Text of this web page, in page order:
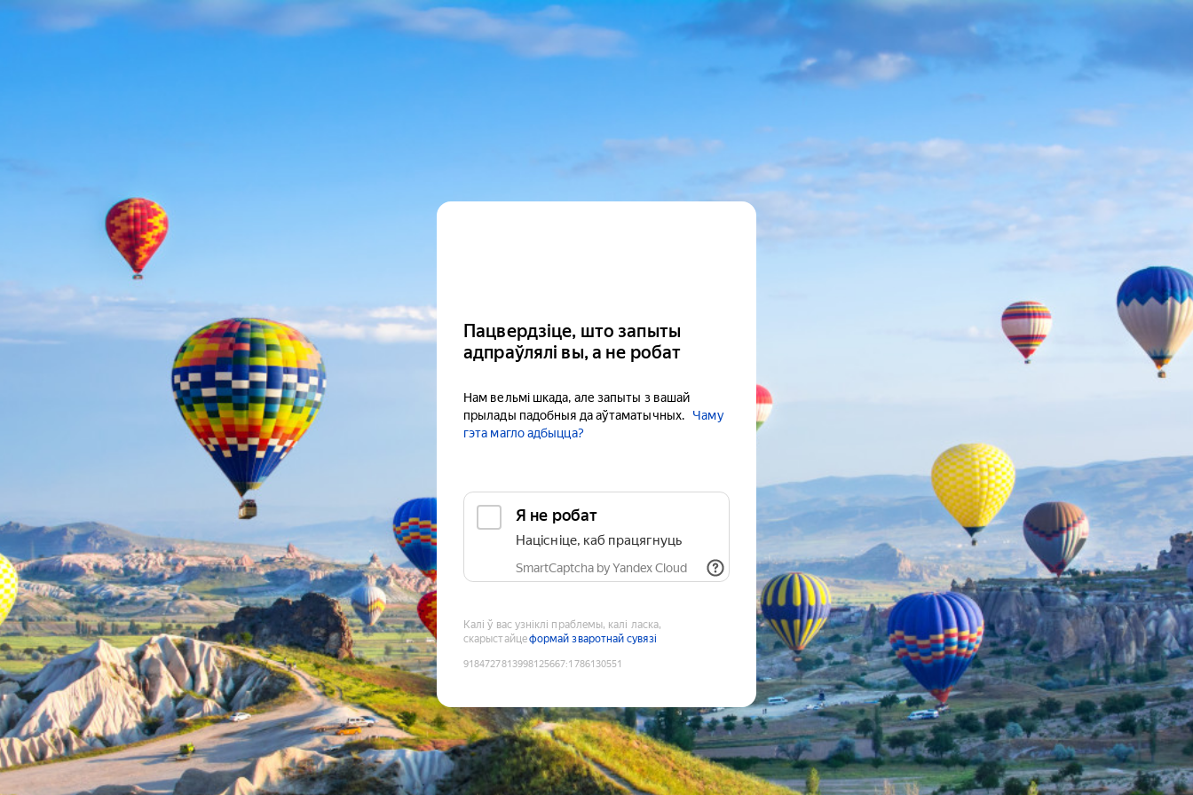
Пацвердзіце, што запыты
адпраўлялі вы, а не робат
Нам вельмі шкада, але запыты з вашай
прылады падобныя да аўтаматычных.
Чаму
гэта магло адбыцца?
Я не робат
Націсніце, каб працягнуць
SmartCaptcha by Yandex Cloud
Калі ў вас узніклі праблемы, калі ласка,
скарыстайцеформай зваротнай сувязі
9184727813998125667:1786130551